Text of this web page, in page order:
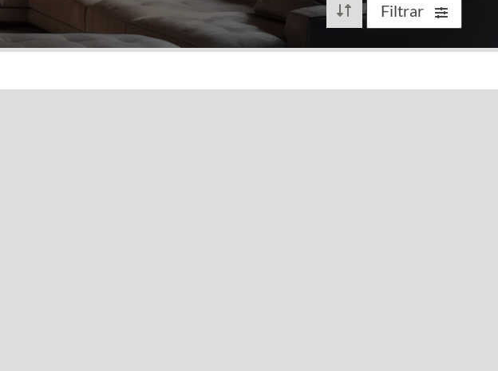
Filtrar